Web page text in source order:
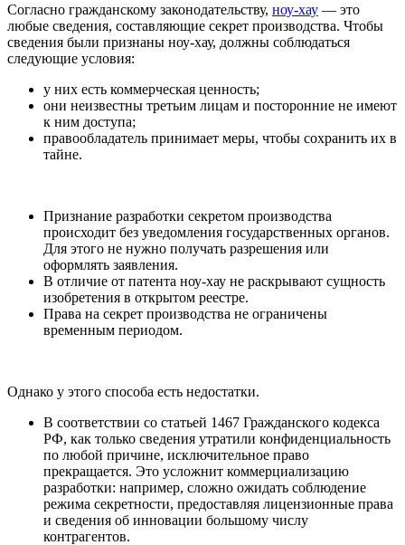
Согласно гражданскому законодательству, ноу-хау — это
любые сведения, составляющие секрет производства. Чтобы
сведения были признаны ноу-хау, должны соблюдаться
следующие условия:
у них есть коммерческая ценность;
они неизвестны третьим лицам и посторонние не имеют
к ним доступа;
правообладатель принимает меры, чтобы сохранить их в
тайне.
Признание разработки секретом производства
происходит без уведомления государственных органов.
Для этого не нужно получать разрешения или
оформлять заявления.
В отличие от патента ноу-хау не раскрывают сущность
изобретения в открытом реестре.
Права на секрет производства не ограничены
временным периодом.
Однако у этого способа есть недостатки.
В соответствии со статьей 1467 Гражданского кодекса
РФ, как только сведения утратили конфиденциальность
по любой причине, исключительное право
прекращается. Это усложнит коммерциализацию
разработки: например, сложно ожидать соблюдение
режима секретности, предоставляя лицензионные права
и сведения об инновации большому числу
контрагентов.